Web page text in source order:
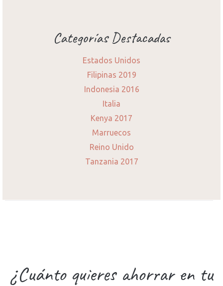
Categorías Destacadas
Estados Unidos
Filipinas 2019
Indonesia 2016
Italia
Kenya 2017
Marruecos
Reino Unido
Tanzania 2017
¿Cuánto quieres ahorrar en tu